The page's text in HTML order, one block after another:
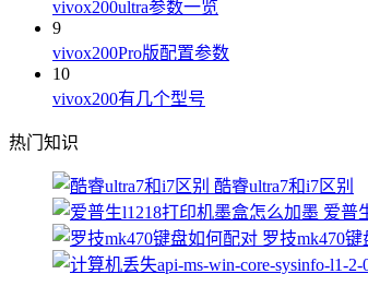
vivox200ultra参数一览
9
vivox200Pro版配置参数
10
vivox200有几个型号
热门知识
酷睿ultra7和i7区别
爱普
罗技mk470